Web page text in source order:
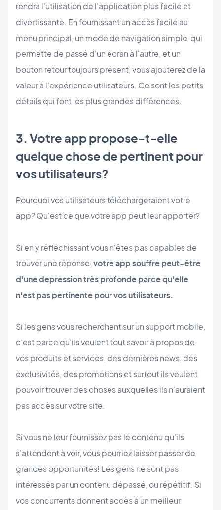
rendra l'utilisation de l'application plus facile et
divertissante. En fournissant un accès facile au
menu principal, un mode de navigation simple qui
permette de passé d'un écran à l'autre, et un
bouton retour toujours présent, vous ajouterez de la
valeur à l'expérience utilisateurs. Ce sont les petits
détails qui font les plus grandes différences.
3. Votre app propose-t-elle
quelque chose de pertinent pour
vos utilisateurs?
Pourquoi vos utilisateurs téléchargeraient votre
app? Qu'est ce que votre app peut leur apporter?
Si en y réfléchissant vous n'êtes pas capables de
trouver une réponse,votre app souffre peut-être
d'une depression très profonde parce qu'elle
n'est pas pertinente pour vos utilisateurs.
Si les gens vous recherchent sur un support mobile,
c'est parce qu'ils veulent tout savoir à propos de
vos produits et services, des dernières news, des
exclusivités, des promotions et surtout ils veulent
pouvoir trouver des choses auxquelles ils n'auraient
pas accès sur votre site.
Si vous ne leur fournissez pas le contenu qu'ils
s'attendent à voir, vous pourriez laisser passer de
grandes opportunités! Les gens ne sont pas
intéressés par un contenu dépassé, ou répétitif. Si
vos concurrents donnent accès à un meilleur